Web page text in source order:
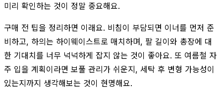
미리 확인하는 것이 정말 중요해요.
구매 전 팁을 정리하면 이래요. 비침이 부담되면 이너를 먼저 준
비하고, 하의는 하이웨이스트로 매치하며, 팔 길이와 총장에 대
한 기대치를 너무 넉넉하게 잡지 않는 것이 좋아요. 또 여름철 자
주 입을 계획이라면 보풀 관리가 쉬운지, 세탁 후 변형 가능성이
있는지까지 생각해보는 것이 현명해요.